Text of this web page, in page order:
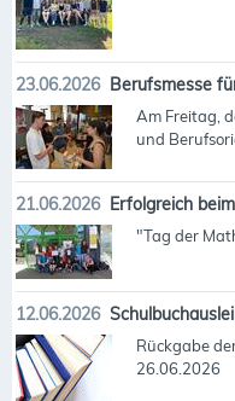
23.06.2026 Berufsmesse
Am Freitag,
und
21.06.2026 Erfolgreich
"Tag der
12.06.2026
Rückgabe
26.06.2026